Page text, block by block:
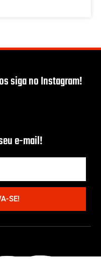
siga no Instagram!
e-mail!
SE!